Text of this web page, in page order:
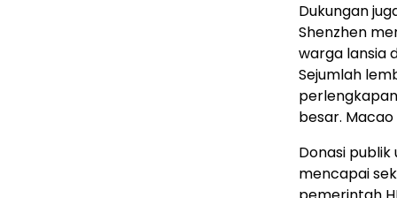
Dukungan
Shenzhen
warga lansia
Sejumlah
besar.
Donasi
mencapai